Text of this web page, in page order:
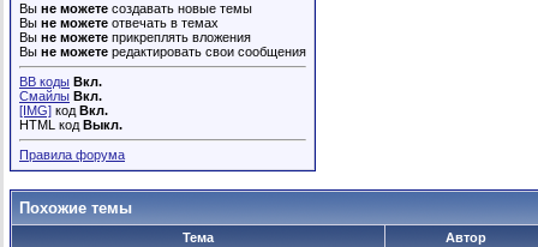
Вы не можете создавать новые темы
Вы не можете отвечать в темах
Вы не можете прикреплять вложения
Вы не можете редактировать свои сообщения
BB коды Вкл.
Смайлы Вкл.
[IMG] код Вкл.
HTML код Выкл.
Правила форума
Похожие темы
Тема
Автор